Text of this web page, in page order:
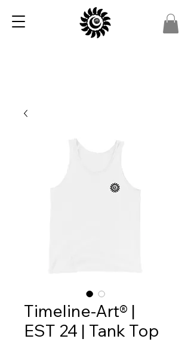
Timeline-Art® |
EST 24 | Tank Top